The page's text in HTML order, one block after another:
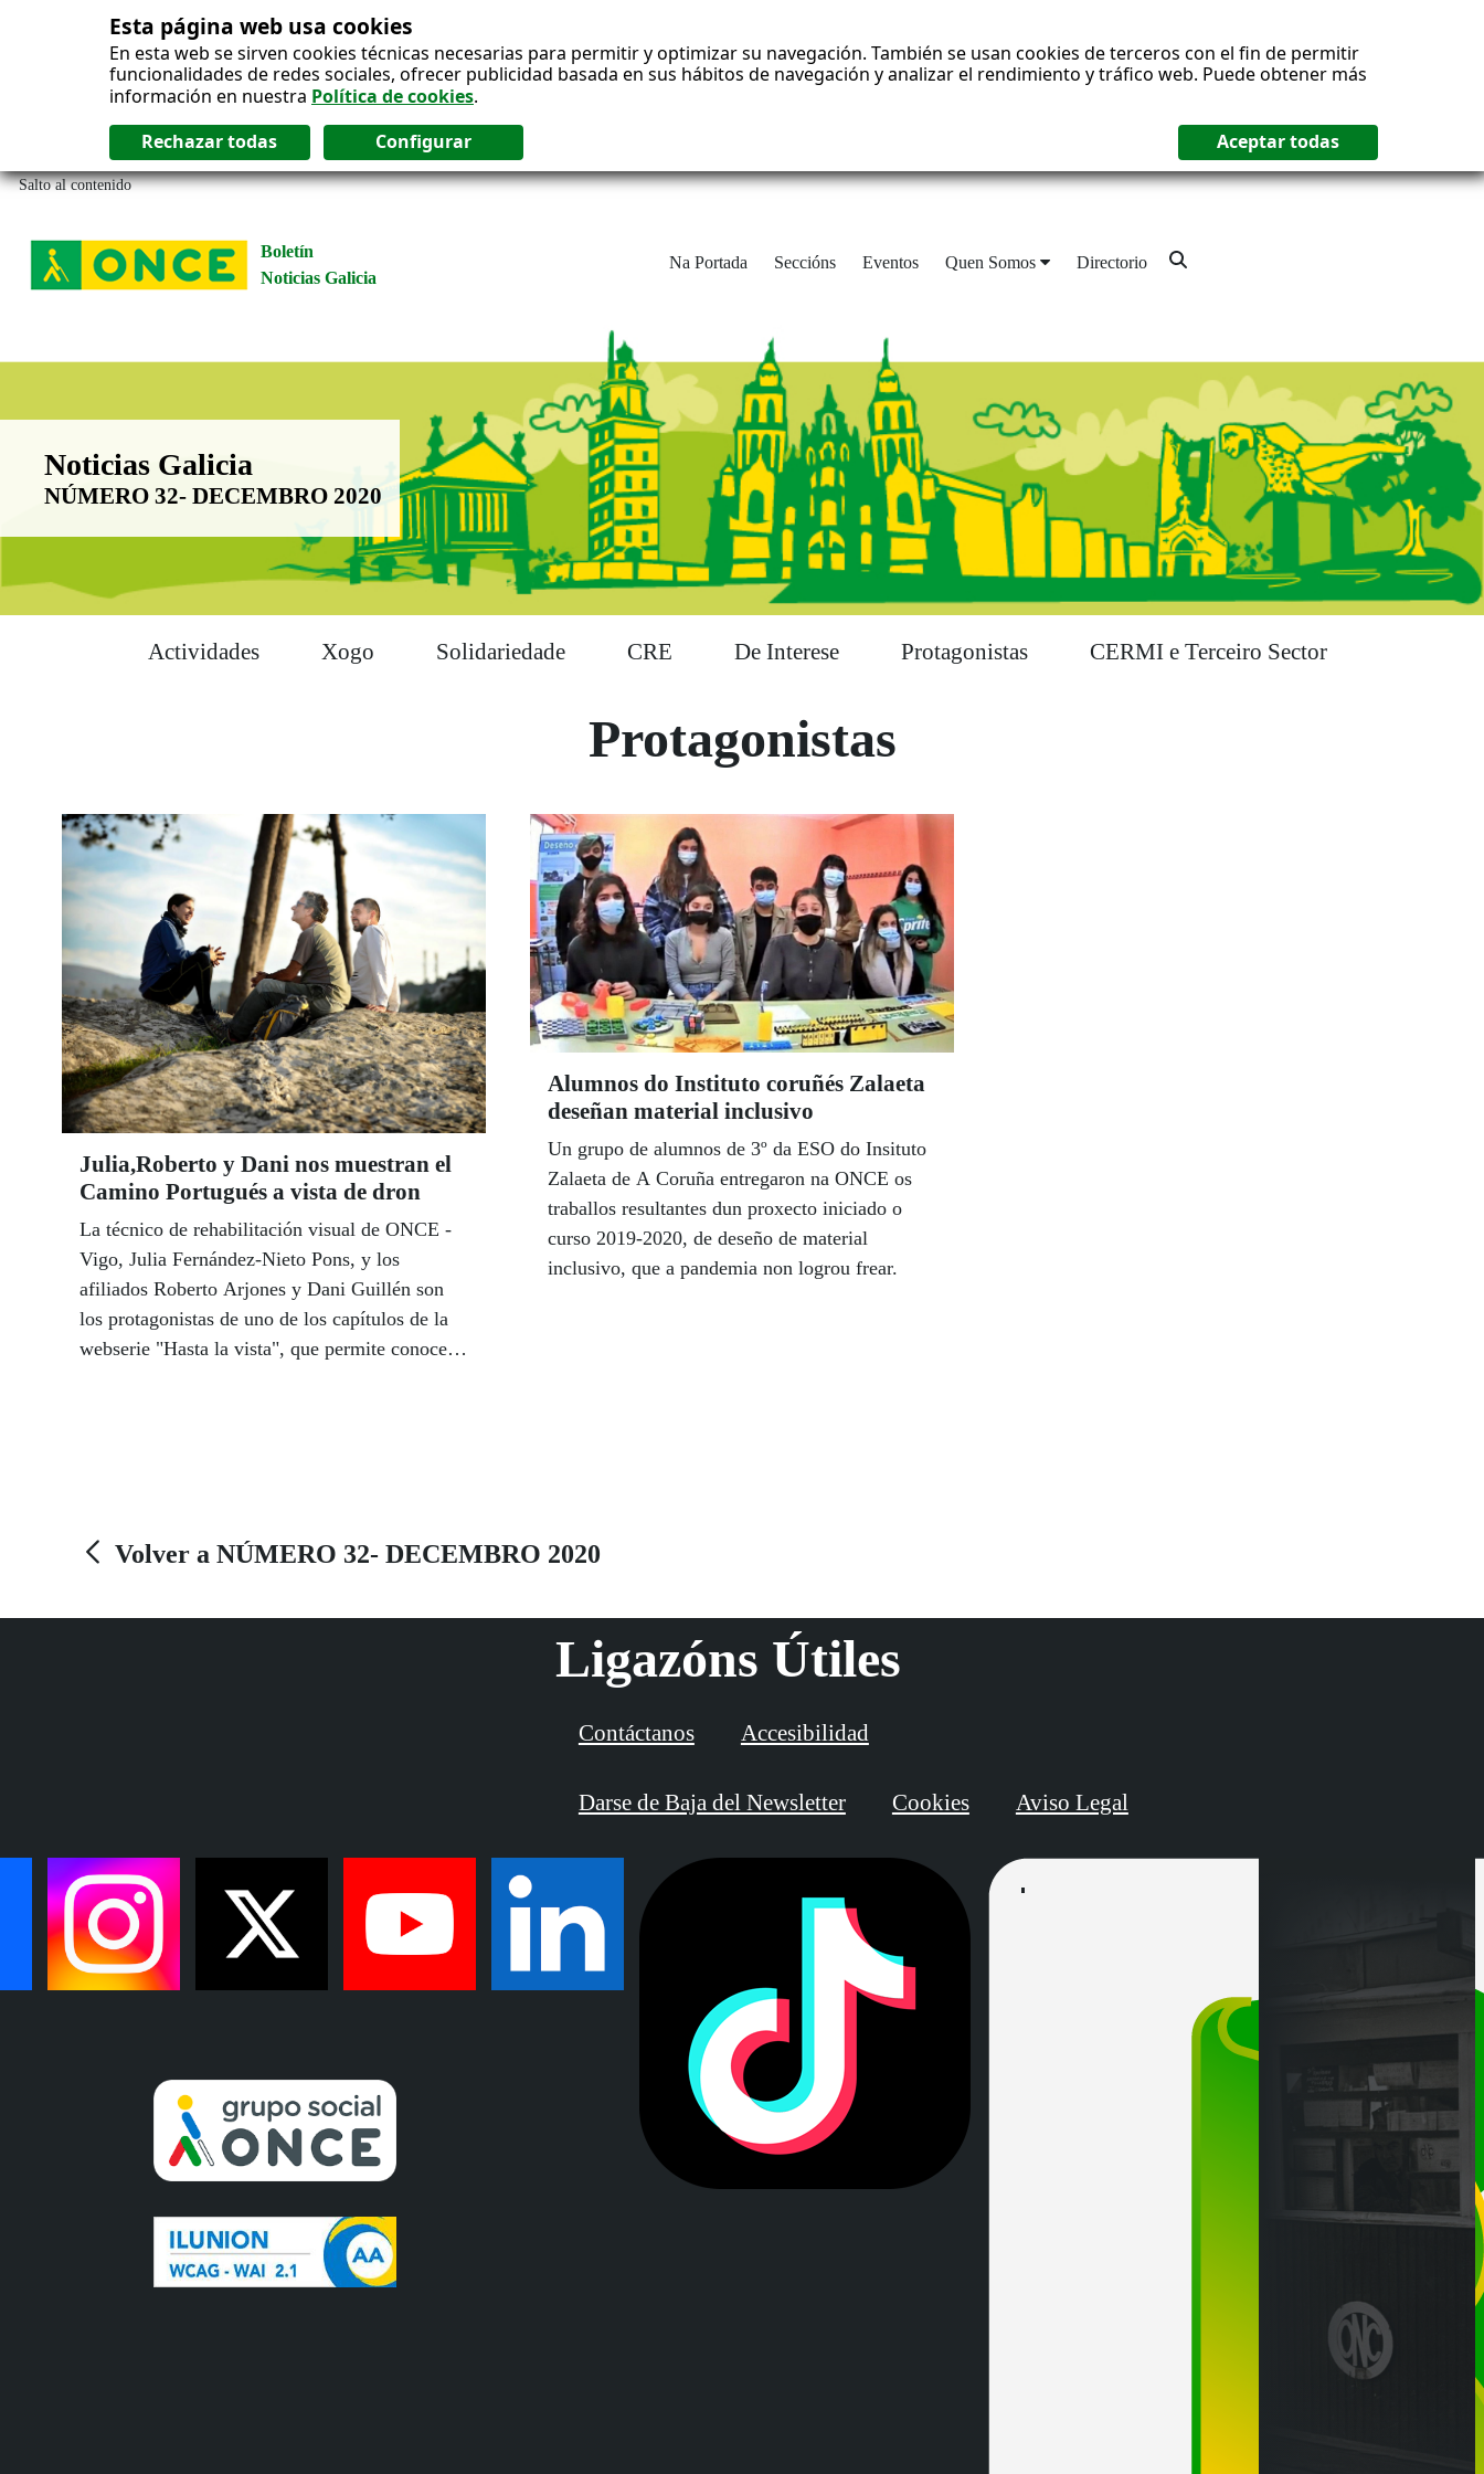
Esta página web usa cookies
En esta web se sirven cookies técnicas necesarias para permitir y optimizar su navegación. También se usan cookies de terceros con el fin de permitir
funcionalidades de redes sociales, ofrecer publicidad basada en sus hábitos de navegación y analizar el rendimiento y tráfico web. Puede obtener más
información en nuestra Política de cookies.
Salto al contenido
Boletín
Noticias Galicia
Na Portada Seccións Eventos Quen Somos Directorio
Boletín Noticias Galicia
Noticias Galicia
NÚMERO 32- DECEMBRO 2020
Actividades Xogo Solidariedade CRE De Interese Protagonistas CERMI e Terceiro Sector
Protagonistas
Julia,Roberto y Dani nos muestran el
Camino Portugués a vista de dron
La técnico de rehabilitación visual de ONCE -
Vigo, Julia Fernández-Nieto Pons, y los
afiliados Roberto Arjones y Dani Guillén son
los protagonistas de uno de los capítulos de la
webserie "Hasta la vista", que permite conocer
Alumnos do Instituto coruñés Zalaeta
deseñan material inclusivo
Un grupo de alumnos de 3º da ESO do Insituto
Zalaeta de A Coruña entregaron na ONCE os
traballos resultantes dun proxecto iniciado o
curso 2019-2020, de deseño de material
inclusivo, que a pandemia non logrou frear.
Volver a NÚMERO 32- DECEMBRO 2020
Ligazóns Útiles
Contáctanos Accesibilidad
Darse de Baja del Newsletter Cookies Aviso Legal